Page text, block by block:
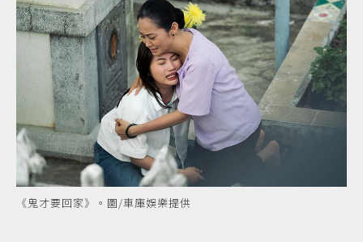
《鬼才要回家》。圖/車庫娛樂提供